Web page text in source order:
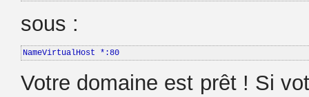
sous :
NameVirtualHost *:80
Votre domaine est prêt ! Si